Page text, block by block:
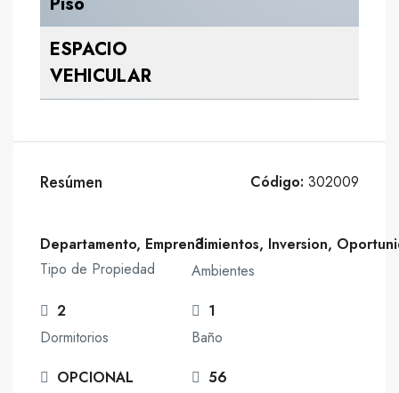
ESPACIO
VEHICULAR
Resúmen Código: 302009
Departamento, Emprendimientos, Inversion,
Tipo de Propiedad
3
Ambientes
2
Dormitorios
1
Baño
OPCIONAL
56